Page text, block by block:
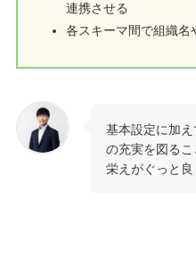
連携させる
各スキーマ間で組織名
基本設定に加
の充実を図る
栄えがぐっと良